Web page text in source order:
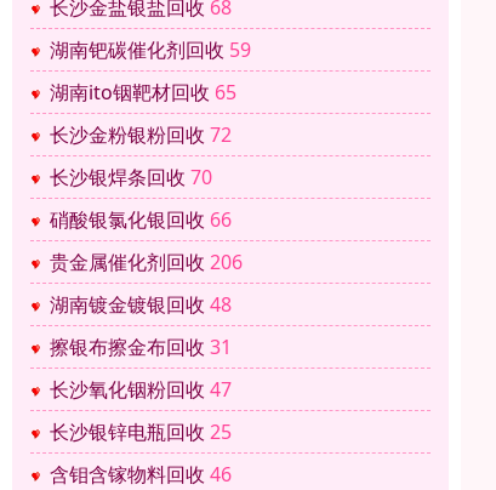
长沙金盐银盐回收 68
湖南钯碳催化剂回收 59
湖南ito铟靶材回收 65
长沙金粉银粉回收 72
长沙银焊条回收 70
硝酸银氯化银回收 66
贵金属催化剂回收 206
湖南镀金镀银回收 48
擦银布擦金布回收 31
长沙氧化铟粉回收 47
长沙银锌电瓶回收 25
含钼含镓物料回收 46